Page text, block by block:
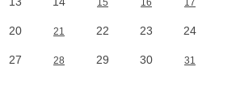
20 21 22 23 24
27 28 29 30 31